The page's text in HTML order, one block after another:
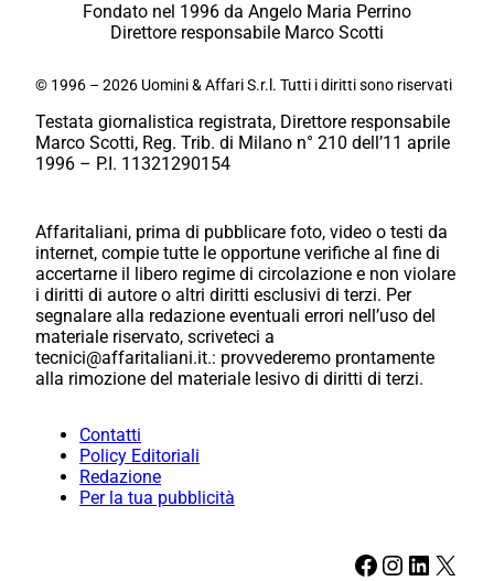
Fondato nel 1996 da Angelo Maria Perrino
Direttore responsabile Marco Scotti
© 1996 – 2026 Uomini & Affari S.r.l. Tutti i diritti sono riservati
Testata giornalistica registrata, Direttore responsabile
Marco Scotti, Reg. Trib. di Milano n° 210 dell’11 aprile
1996 – P.I. 11321290154
Affaritaliani, prima di pubblicare foto, video o testi da
internet, compie tutte le opportune verifiche al fine di
accertarne il libero regime di circolazione e non violare
i diritti di autore o altri diritti esclusivi di terzi. Per
segnalare alla redazione eventuali errori nell’uso del
materiale riservato, scriveteci a
tecnici@affaritaliani.it.: provvederemo prontamente
alla rimozione del materiale lesivo di diritti di terzi.
Contatti
Policy Editoriali
Redazione
Per la tua pubblicità
Facebook Instagram LinkedIn X